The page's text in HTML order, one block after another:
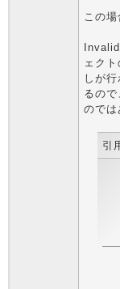
この場
ェク
しが
るの
のでは
引